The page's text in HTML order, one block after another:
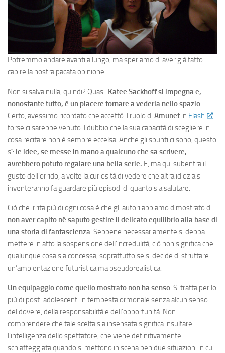
Potremmo andare avanti a lungo, ma speriamo di aver già fatto
capire la nostra pacata opinione.
Non si salva nulla, quindi? Quasi. Katee Sackhoff si impegna e,
nonostante tutto, è un piacere tornare a vederla nello spazio.
Certo, avessimo ricordato che accettò il ruolo di Amunet in Flash
forse ci sarebbe venuto il dubbio che la sua capacità di scegliere in
cosa recitare non è sempre eccelsa. Anche gli spunti ci sono, questo
sì: le idee, se messe in mano a qualcuno che sa scrivere,
avrebbero potuto regalare una bella serie. E, ma qui subentra il
gusto dell’orrido, a volte la curiosità di vedere che altra idiozia si
inventeranno fa guardare più episodi di quanto sia salutare.
Ciò che irrita più di ogni cosa è che gli autori abbiamo dimostrato di
non aver capito né saputo gestire il delicato equilibrio alla base di
una storia di fantascienza. Sebbene necessariamente si debba
mettere in atto la sospensione dell’incredulità, ciò non significa che
qualunque cosa sia concessa, soprattutto se si decide di sfruttare
un’ambientazione futuristica ma pseudorealistica.
Un equipaggio come quello mostrato non ha senso. Si tratta per lo
più di post-adolescenti in tempesta ormonale senza alcun senso
del dovere, della responsabilità e dell’opportunità. Non
comprendere che tale scelta sia insensata significa insultare
l’intelligenza dello spettatore, che viene definitivamente
schiaffeggiata quando si mettono in scena ben due situazioni in cui i